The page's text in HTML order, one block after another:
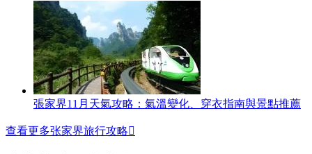
張家界11月天氣攻略：氣溫變化、穿衣指南與景點推薦
查看更多张家界旅行攻略